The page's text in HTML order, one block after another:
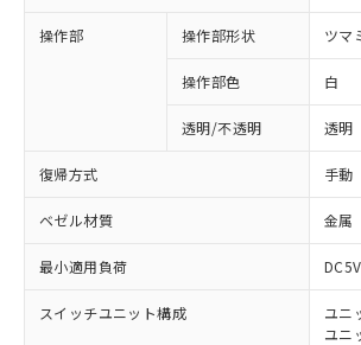
操作部 操作部形状 ツマ
操作部色 白
透明/不透明 透明
復帰方式 手動
ベゼル材質 金属
最小適用負荷
スイッチユニット構成
ユニ
ユニ